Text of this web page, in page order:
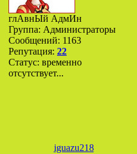
глАвнЫй АдмИн
Группа: Администраторы
Сообщений: 1163
Репутация: 22
Статус: временно
отсутствует...
iguazu218